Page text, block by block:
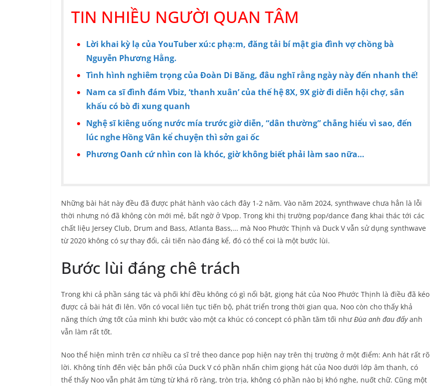
TIN NHIỀU NGƯỜI QUAN TÂM
Lời khai kỳ lạ của YouTuber xú:c phạ:m, đăng tải bí mật gia đình vợ chồng bà
Nguyễn Phương Hằng.
Tình hình nghiêm trọng của Đoàn Di Băng, đâu nghĩ rằng ngày này đến nhanh thế!
Nam ca sĩ đình đám Vbiz, ‘thanh xuân’ của thế hệ 8X, 9X giờ đi diễn hội chợ, sân
khấu có bò đi xung quanh
Nghệ sĩ kiêng uống nước mía trước giờ diễn, “dân thường” chẳng hiểu vì sao, đến
lúc nghe Hồng Vân kể chuyện thì sởn gai ốc
Phương Oanh cứ nhìn con là khóc, giờ không biết phải làm sao nữa…
Những bài hát này đều đã được phát hành vào cách đây 1-2 năm. Vào năm 2024, synthwave chưa hẳn là lỗi
thời nhưng nó đã không còn mới mẻ, bất ngờ ở Vpop. Trong khi thị trường pop/dance đang khai thác tới các
chất liệu Jersey Club, Drum and Bass, Atlanta Bass,… mà Noo Phước Thịnh và Duck V vẫn sử dụng synthwave
từ 2020 không có sự thay đổi, cải tiến nào đáng kể, đó có thể coi là một bước lùi.
Bước lùi đáng chê trách
Trong khi cả phần sáng tác và phối khí đều không có gì nổi bật, giọng hát của Noo Phước Thịnh là điều đã kéo
được cả bài hát đi lên. Vốn có vocal liên tục tiến bộ, phát triển trong thời gian qua, Noo còn cho thấy khả
năng thích ứng tốt của mình khi bước vào một ca khúc có concept có phần tăm tối nhưĐùa anh đau đấyanh
vẫn làm rất tốt.
Noo thể hiện mình trên cơ nhiều ca sĩ trẻ theo dance pop hiện nay trên thị trường ở một điểm: Anh hát rất rõ
lời. Không tính đến việc bản phối của Duck V có phần nhấn chìm giọng hát của Noo dưới lớp âm thanh, có
thể thấy Noo vẫn phát âm từng từ khá rõ ràng, tròn trịa, không có phần nào bị khó nghe, nuốt chữ. Cũng một